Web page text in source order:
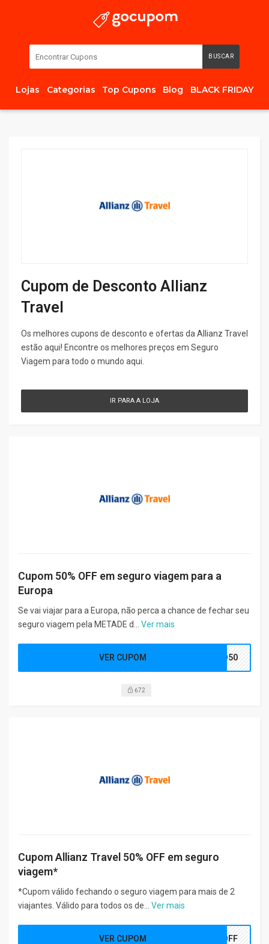
BUSCAR
Lojas Categorias Top Cupons Blog BLACK FRIDAY
Cupom de Desconto Allianz
Travel
Os melhores cupons de desconto e ofertas da Allianz Travel
estão aqui! Encontre os melhores preços em Seguro
Viagem para todo o mundo aqui.
IR PARA A LOJA
Cupom 50% OFF em seguro viagem para a
Europa
Se vai viajar para a Europa, não perca a chance de fechar seu
seguro viagem pela METADE d... Ver mais
VER CUPOM RO50
672
Cupom Allianz Travel 50% OFF em seguro
viagem*
*Cupom válido fechando o seguro viagem para mais de 2
viajantes. Válido para todos os de... Ver mais
VER CUPOM 0OFF